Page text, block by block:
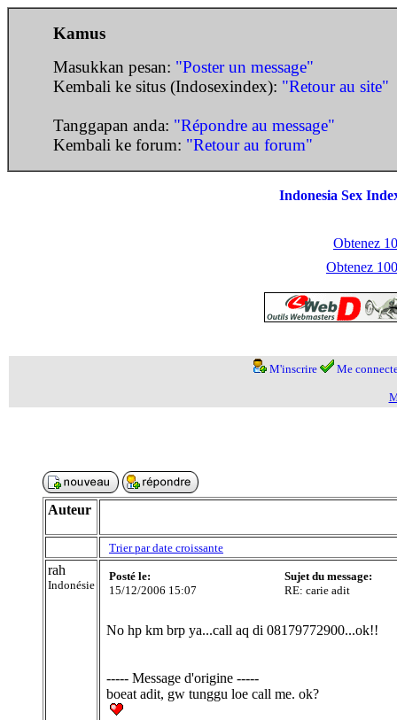
Kamus
Masukkan pesan: "Poster un message"
Kembali ke situs (Indosexindex): "Retour au site"
Tanggapan anda: "Répondre au message"
Kembali ke forum: "Retour au forum"
Indonesia Sex
Obtenez
Obtenez
M'inscrire Me
Auteur
Trier par date croissante
rah
Indonésie
Posté le:
15/12/2006 15:07
Sujet du message:
RE: carie adit
No hp km brp ya...call aq di 08179772900...ok!!
----- Message d'origine -----
boeat adit, gw tunggu loe call me. ok?